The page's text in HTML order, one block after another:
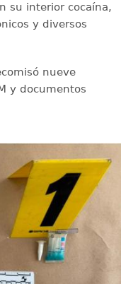
su interior cocaína,
y diversos
nueve
y documentos